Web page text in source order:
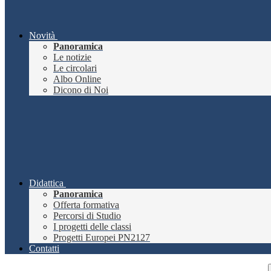
Novità
Panoramica
Le notizie
Le circolari
Albo Online
Dicono di Noi
Didattica
Panoramica
Offerta formativa
Percorsi di Studio
I progetti delle classi
Progetti Europei PN2127
Contatti